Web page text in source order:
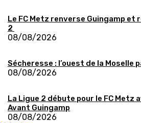
Le FC Metz renverse Guingamp
2
08/08/2026
Sécheresse : l’ouest de la
08/08/2026
La Ligue 2 débute pour le FC Metz
Avant Guingamp
08/08/2026